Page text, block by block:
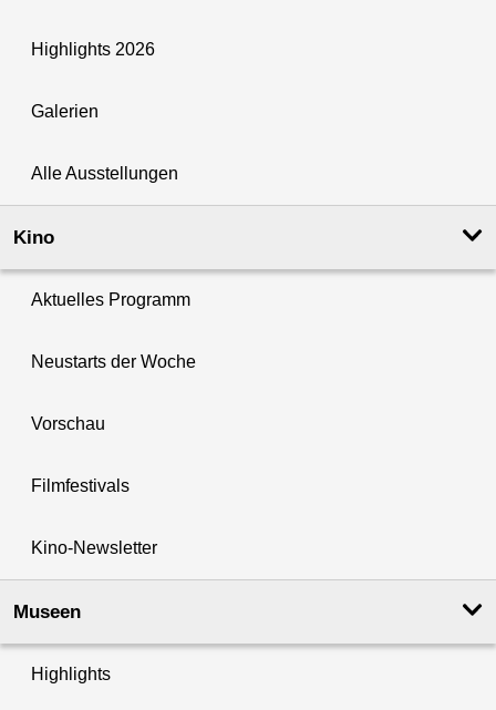
Highlights 2026
Galerien
Alle Ausstellungen
Kino
Aktuelles Programm
Neustarts der Woche
Vorschau
Filmfestivals
Kino-Newsletter
Museen
Highlights